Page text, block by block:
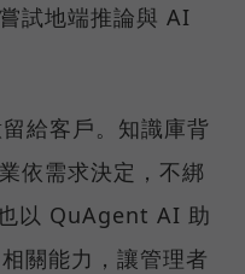
試地端推論與 AI
給客戶。知識庫背
依需求決定，不綁
以 QuAgent AI 助
關能力，讓管理者